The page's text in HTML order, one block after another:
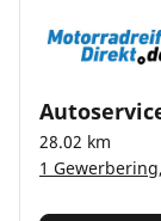
28.02 km
1